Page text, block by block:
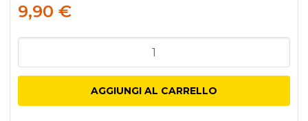
9,90 €
UNIVERSALE
Televisore
AGGIUNGI AL CARRELLO